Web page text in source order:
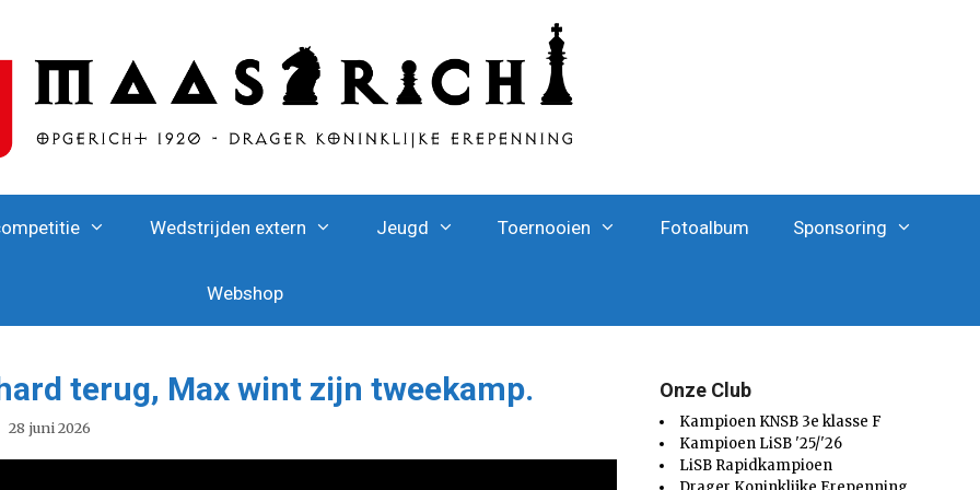
Wedstrijden extern Jeugd Toernooien Fotoalbum Sponsoring
Webshop
terug, Max wint zijn tweekamp.
28 juni 2026
Onze Club
Kampioen KNSB 3e klasse F
Kampioen LiSB '25/'26
LiSB Rapidkampioen